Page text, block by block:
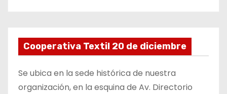
Cooperativa Textil 20 de diciembre
Se ubica en la sede histórica de nuestra
organización, en la esquina de Av. Directorio